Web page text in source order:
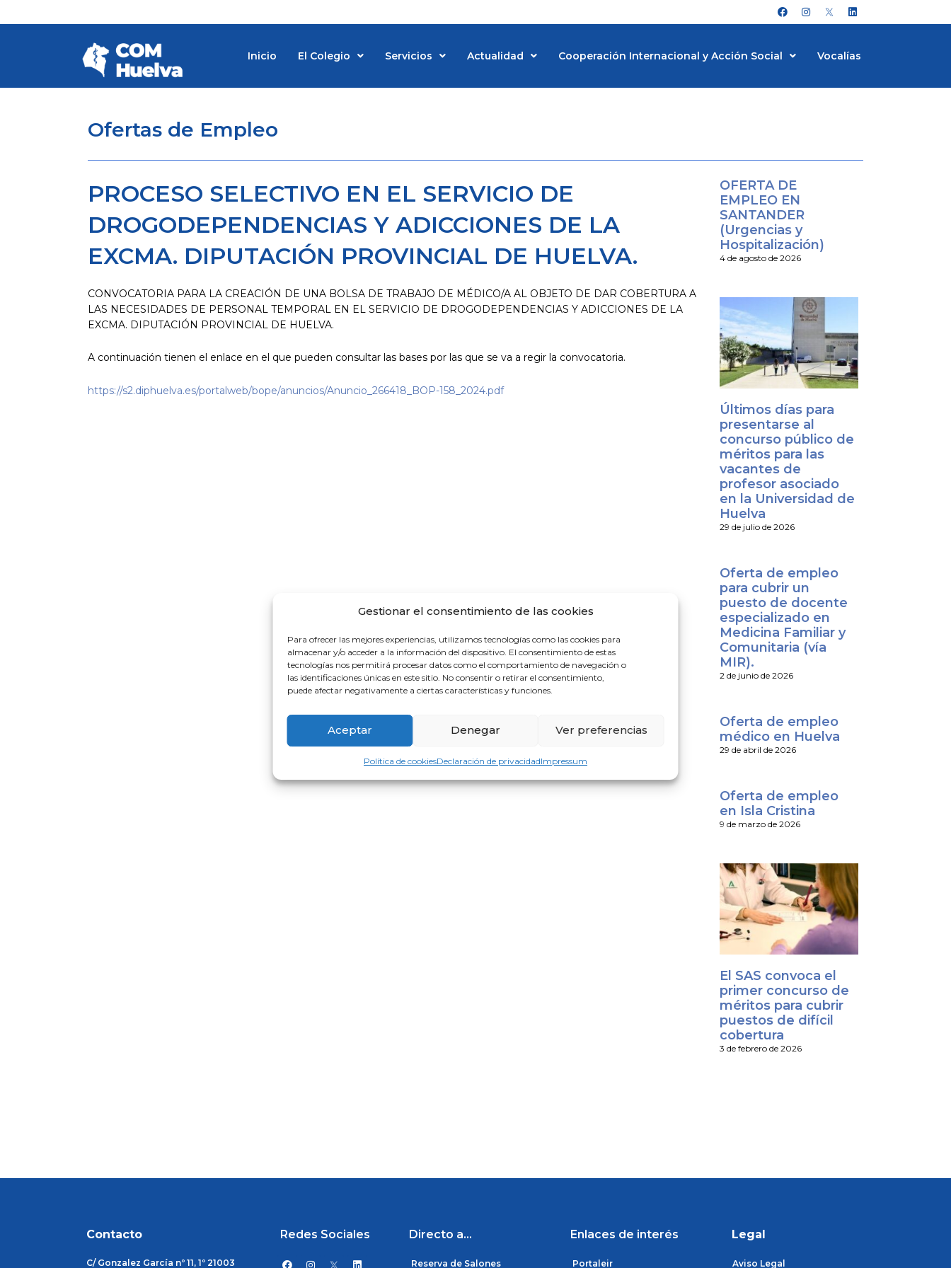
Gestionar el consentimiento de las cookies
Para ofrecer las mejores experiencias, utilizamos tecnologías como las cookies para
almacenar y/o acceder a la información del dispositivo. El consentimiento de estas
tecnologías nos permitirá procesar datos como el comportamiento de navegación o
las identificaciones únicas en este sitio. No consentir o retirar el consentimiento,
puede afectar negativamente a ciertas características y funciones.
Aceptar Denegar Ver preferencias
Política de cookiesDeclaración de privacidadImpressum
al
F
a
c
o
I
n
s
m
L
i
n
d
Inicio El Colegio Servicios Actualidad Cooperación Internacional y Acción Social Vocalías
Ofertas de Empleo
PROCESO SELECTIVO EN EL SERVICIO DE
DROGODEPENDENCIAS Y ADICCIONES DE LA
EXCMA. DIPUTACIÓN PROVINCIAL DE HUELVA.
CONVOCATORIA PARA LA CREACIÓN DE UNA BOLSA DE TRABAJO DE MÉDICO/A AL OBJETO DE DAR COBERTURA A
LAS NECESIDADES DE PERSONAL TEMPORAL EN EL SERVICIO DE DROGODEPENDENCIAS Y ADICCIONES DE LA
EXCMA. DIPUTACIÓN PROVINCIAL DE HUELVA.
A continuación tienen el enlace en el que pueden consultar las bases por las que se va a regir la convocatoria.
https://s2.diphuelva.es/portalweb/bope/anuncios/Anuncio_266418_BOP-158_2024.pdf
OFERTA DE
EMPLEO EN
SANTANDER
(Urgencias y
Hospitalización)
4 de agosto de 2026
Últimos días para
presentarse al
concurso público de
méritos para las
vacantes de
profesor asociado
en la Universidad de
Huelva
29 de julio de 2026
Oferta de empleo
para cubrir un
puesto de docente
especializado en
Medicina Familiar y
Comunitaria (vía
MIR).
2 de junio de 2026
Oferta de empleo
médico en Huelva
29 de abril de 2026
Oferta de empleo
en Isla Cristina
9 de marzo de 2026
El SAS convoca el
primer concurso de
méritos para cubrir
puestos de difícil
cobertura
3 de febrero de 2026
Contacto
C/ Gonzalez García nº 11, 1º 21003
Redes Sociales
F I L
Directo a...
Reserva de Salones
Enlaces de interés
Portaleir
Legal
Aviso Legal